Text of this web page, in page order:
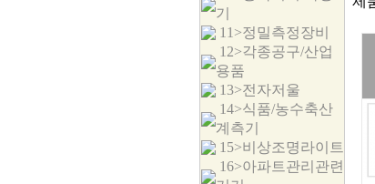
기
11>정밀측정장비
12>각종공구/산업
용품
13>전자저울
14>식품/농수축산
계측기
15>비상조명라이트
16>아파트관리관련